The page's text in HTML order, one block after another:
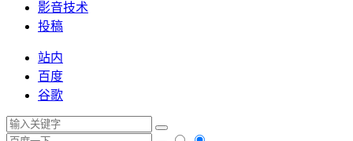
影音技术
投稿
站内
百度
谷歌